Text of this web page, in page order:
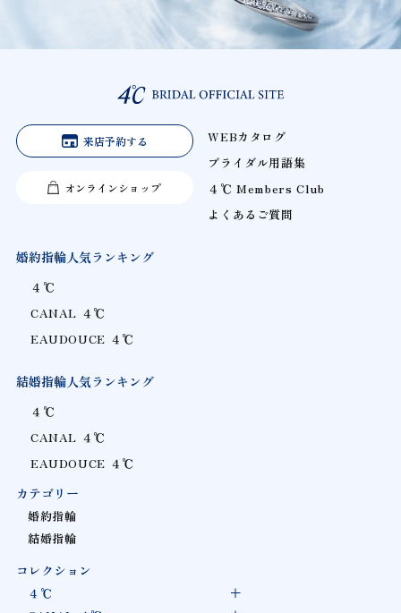
来店予約する
オンラインショップ
WEBカタログ
ブライダル用語集
４℃ Members Club
よくあるご質問
婚約指輪人気ランキング
４℃
CANAL ４℃
EAUDOUCE ４℃
結婚指輪人気ランキング
４℃
CANAL ４℃
EAUDOUCE ４℃
カテゴリー
婚約指輪
結婚指輪
コレクション
４℃